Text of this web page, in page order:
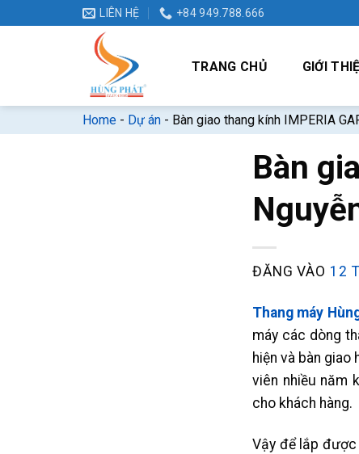
LIÊN HỆ +84 949.788.666
TRANG CHỦ GIỚI
Home - Dự án - Bàn giao thang kính IMPERIA
Bàn
ĐĂNG VÀO 12
Thang máy
máy các dòng
hiện và bàn
viên nhiều năm
cho khách hàng.
Vậy để lắp được